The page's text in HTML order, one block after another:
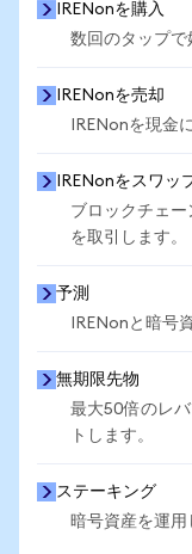
IRENonを購入
数回のタップで
IRENonを売却
IRENonを現金
IRENonをスワッ
ブロックチェ
を取引します。
予測
IRENonと暗号
無期限先物
最大50倍のレ
トします。
ステーキング
暗号資産を運用